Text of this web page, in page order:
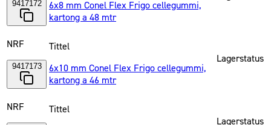
9417172
6x8 mm Conel Flex Frigo cellegummi,
kartong a 48 mtr
NRF
9417173
Tittel
6x10 mm Conel Flex Frigo cellegummi,
kartong a 46 mtr
Lagerstatus
NRF
Tittel
Lagerstatus